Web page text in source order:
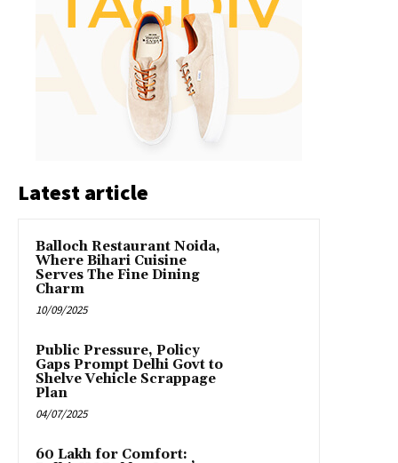
Latest article
Balloch Restaurant Noida,
Where Bihari Cuisine
Serves The Fine Dining
Charm
10/09/2025
Public Pressure, Policy
Gaps Prompt Delhi Govt to
Shelve Vehicle Scrappage
Plan
04/07/2025
₹60 Lakh for Comfort: